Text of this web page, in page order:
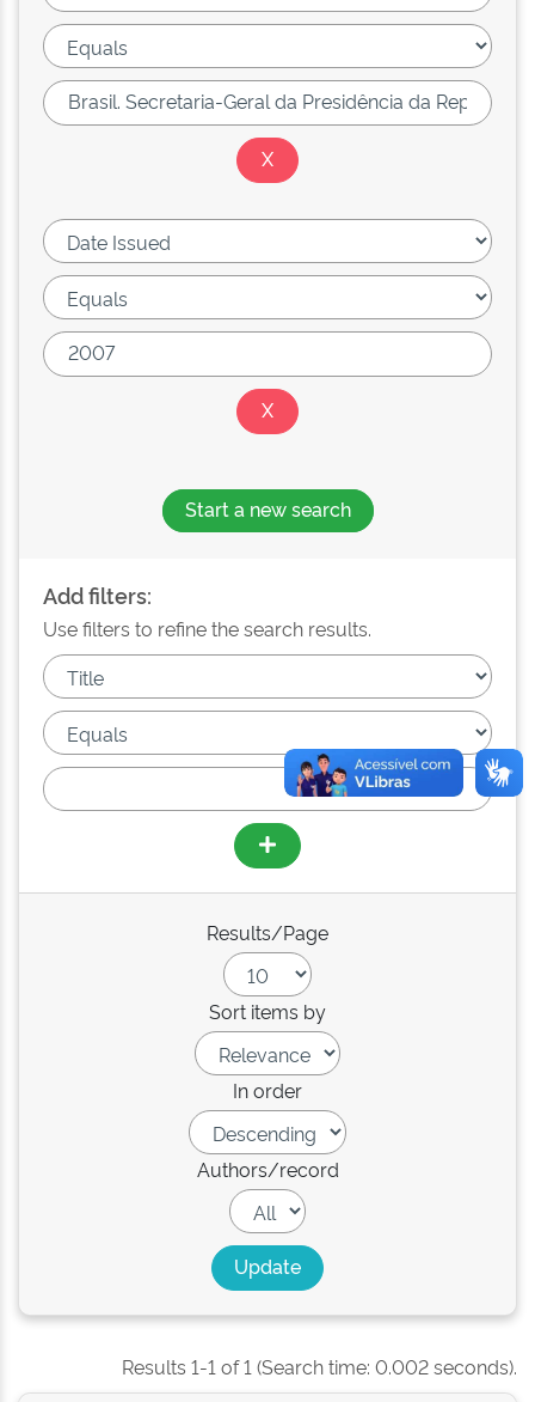
Start a new search
Add filters:
Use filters to refine the search results.
Results/Page
Sort items by
In order
Authors/record
Results 1-1 of 1 (Search time: 0.002 seconds).